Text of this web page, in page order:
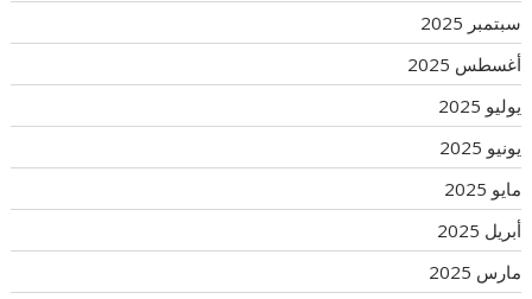
سبتمبر 2025
أغسطس 2025
يوليو 2025
يونيو 2025
مايو 2025
أبريل 2025
مارس 2025